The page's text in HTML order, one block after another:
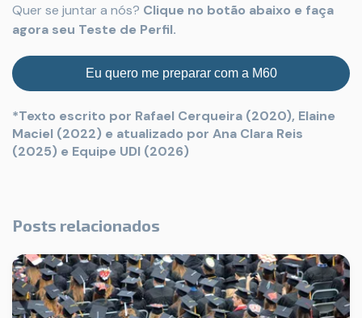
Quer se juntar a nós? Clique no botão abaixo e faça
agora seu Teste de Perfil.
Eu quero me preparar com a M60
*Texto escrito por Rafael Cerqueira (2020), Elaine
Maciel (2022) e atualizado por Ana Clara Reis
(2025) e Equipe UDI (2026)
Posts relacionados